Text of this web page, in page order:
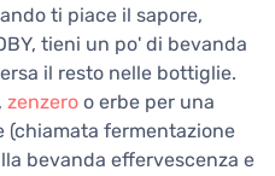
ti piace il sapore,
tieni un po' di bevanda
il resto nelle bottiglie.
zenzero o erbe per una
(chiamata fermentazione
bevanda effervescenza e